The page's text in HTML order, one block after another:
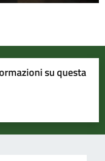
su questa
5